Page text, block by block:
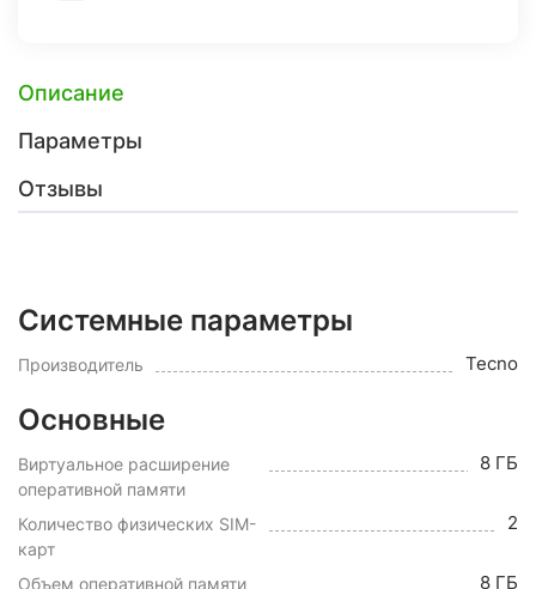
Описание
Параметры
Отзывы
Системные параметры
Производитель Tecno
Основные
Виртуальное расширение
оперативной памяти
8 ГБ
Количество физических SIM-
карт
2
Объем оперативной памяти 8 ГБ